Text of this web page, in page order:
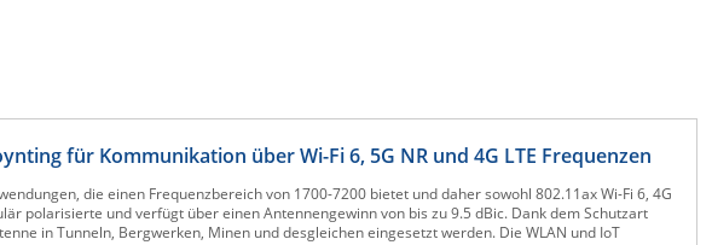
für Kommunikation über Wi-Fi 6, 5G NR und 4G LTE Frequenzen
die einen Frequenzbereich von 1700-7200 bietet und daher sowohl 802.11ax Wi-Fi 6, 4G
polarisierte und verfügt über einen Antennengewinn von bis zu 9.5 dBic. Dank dem Schutzart
in Tunneln, Bergwerken, Minen und desgleichen eingesetzt werden. Die WLAN und IoT